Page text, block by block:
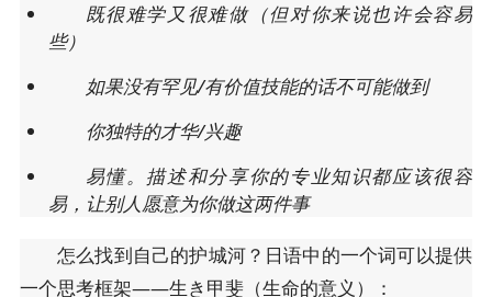
既很难学又很难做（但对你来说也许会容易
些）
如果没有罕见/有价值技能的话不可能做到
你独特的才华/兴趣
易懂。描述和分享你的专业知识都应该很容
易，让别人愿意为你做这两件事
怎么找到自己的护城河？日语中的一个词可以提供
一个思考框架——生き甲斐（生命的意义）：